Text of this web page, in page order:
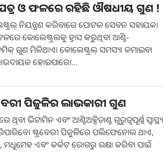
ଓ ଫଳରେ ରହିଛି ଔଷଧୀୟ ଗୁଣ !
ନିୟନ୍ତ୍ରଣ କରିବାରେ ପୋଟଳ ସେବନ ସହାୟକ।
କୋଲେଷ୍ଟ୍ରଲକୁ ହ୍ରାସ କରୁଥିବା ଆଣ୍ଟି-
ଗୁଣ ମିଳିଥାଏ। କୋଲେଷ୍ଟ୍ରଲ୍ ସମସ୍ୟା କମାଇବା
ହୋଇପାରେ।…
ପିଜୁଳିର ଲାଭକାରୀ ଗୁଣ
ଥିବା ଭିଟାମିନ ଏବଂ ଆଣ୍ଟିଅକ୍ସିଡାଣ୍ଟ ଗୁରୁତ୍ୱପୂର୍ଣ୍ଣ ସ୍ୱାସ୍ଥ୍ୟ
ଷ୍ଟ୍ରବେରୀ ପିଜୁଳିରେ ପଲିଫେନୋଲ ଥାଏ,
ମଧୁମେହ ଏବଂ କର୍କଟ ରୋଗରୁ ରକ୍ଷା କରିବା ପାଇଁ